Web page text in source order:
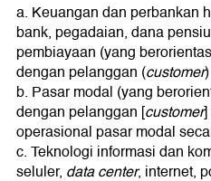
a. Keuangan dan perbankan
bank, pegadaian, dana
pembiayaan (yang
dengan pelanggan (customer)
b. Pasar modal (yang
dengan pelanggan [customer
operasional pasar modal
c. Teknologi informasi dan
seluler, data center, internet,